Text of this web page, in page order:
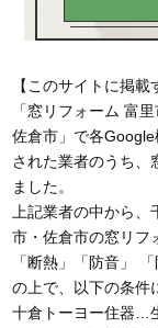
【このサイトに掲
「窓リフォーム 富
佐倉市」で各
された業者のうち、
ました。
上記業者の中から、
市・佐倉市の窓リフ
「断熱」「防音」
の上で、以下の条件
十倉トーヨー住器…